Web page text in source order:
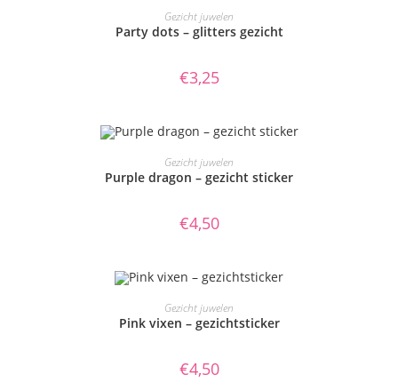
TOEVOEGEN AAN WINKELWAGEN
Gezicht juwelen
Party dots – glitters gezicht
€3,25
TOEVOEGEN AAN WINKELWAGEN
Gezicht juwelen
Purple dragon – gezicht sticker
€4,50
TOEVOEGEN AAN WINKELWAGEN
Gezicht juwelen
Pink vixen – gezichtsticker
€4,50